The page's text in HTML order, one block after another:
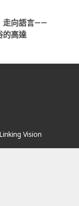
走向語言——
的高達
Vision